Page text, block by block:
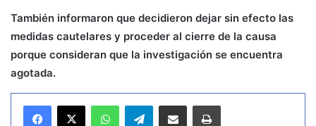
También informaron que decidieron dejar sin efecto las
medidas cautelares y proceder al cierre de la causa
porque consideran que la investigación se encuentra
agotada.
Telegram